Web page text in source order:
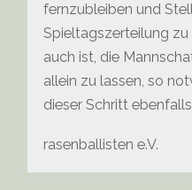
fernzubleiben und
Spieltagszerteilung zu
auch ist, die
allein zu lassen, so
dieser Schritt
rasenballisten e.V.